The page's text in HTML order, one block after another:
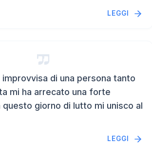
LEGGI
di una persona tanto
mi ha arrecato una forte
giorno di lutto mi unisco al
LEGGI